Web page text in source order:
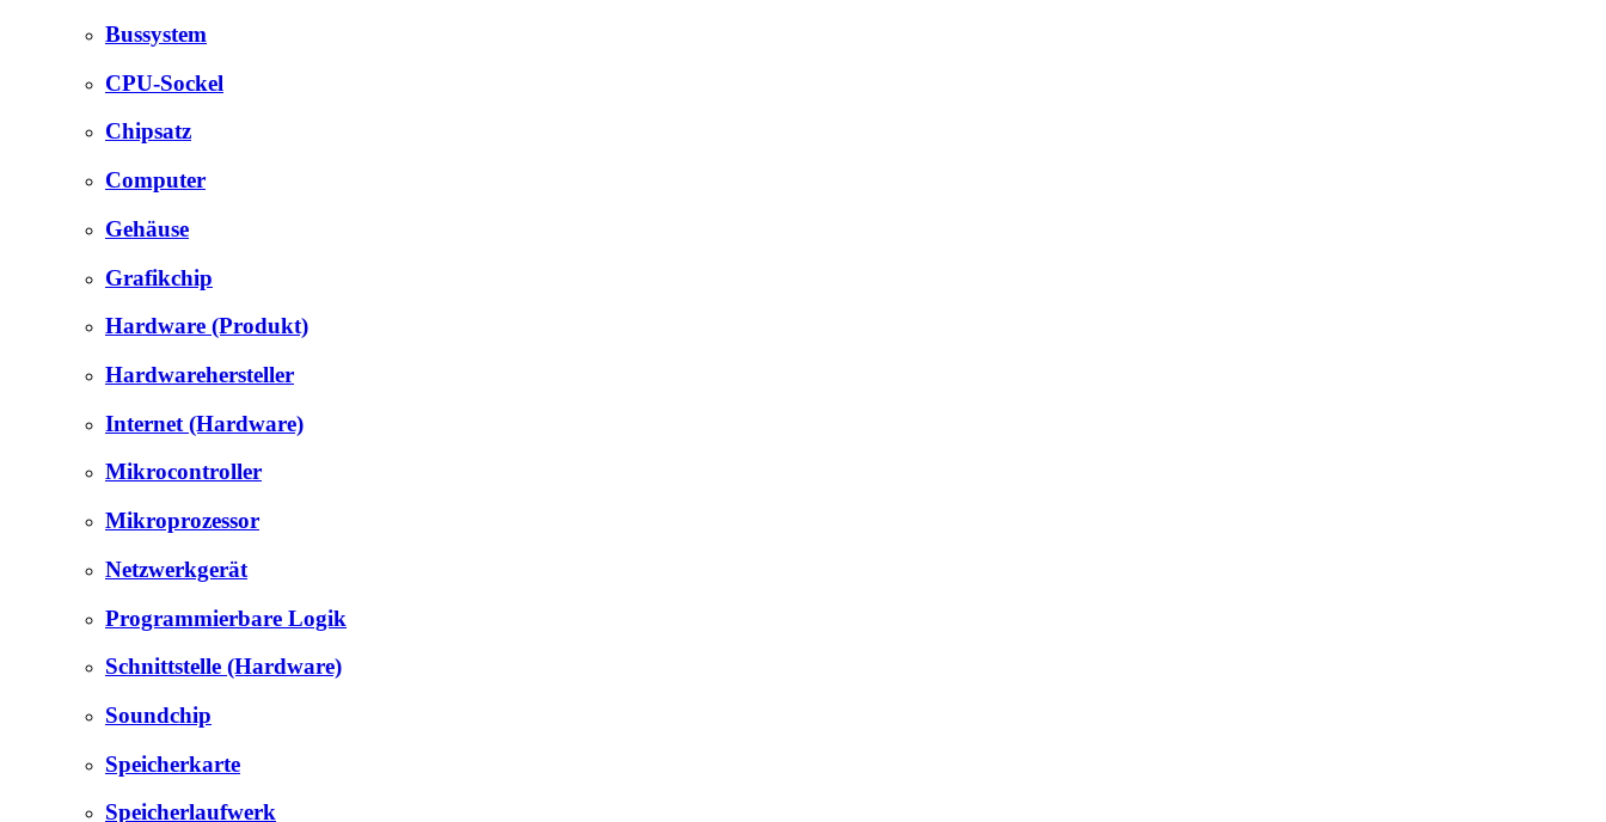
Bussystem
CPU-Sockel
Chipsatz
Computer
Gehäuse
Grafikchip
Hardware (Produkt)
Hardwarehersteller
Internet (Hardware)
Mikrocontroller
Mikroprozessor
Netzwerkgerät
Programmierbare Logik
Schnittstelle (Hardware)
Soundchip
Speicherkarte
Speicherlaufwerk